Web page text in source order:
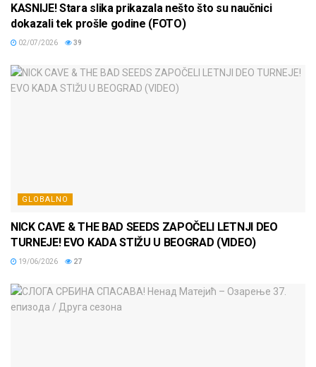
KASNIJE! Stara slika prikazala nešto što su naučnici
dokazali tek prošle godine (FOTO)
02/07/2026 39
GLOBALNO
NICK CAVE & THE BAD SEEDS ZAPOČELI LETNJI DEO
TURNEJE! EVO KADA STIŽU U BEOGRAD (VIDEO)
19/06/2026 27